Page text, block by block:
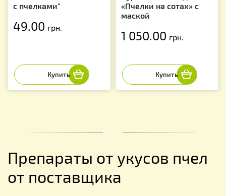
с пчелками"
49.00 грн.
«Пчелки на сотах» с
маской
1 050.00 грн.
Препараты от укусов пчел
от поставщика